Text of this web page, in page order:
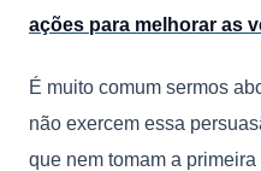
ações para melhorar as
É muito comum sermos
não exercem essa
que nem tomam a